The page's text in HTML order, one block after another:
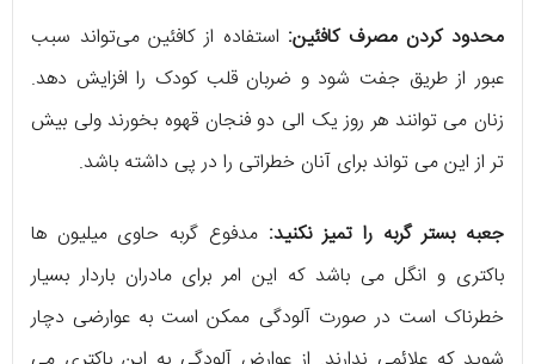
محدود کردن مصرف کافئین: استفاده از کافئین می‌تواند سبب
عبور از طریق جفت شود و ضربان قلب کودک را افزایش دهد.
زنان می توانند هر روز یک الی دو فنجان قهوه بخورند ولی بیش
تر از این می تواند برای آنان خطراتی را در پی داشته باشد.
جعبه بستر گربه را تمیز نکنید: مدفوع گربه حاوی میلیون ها
باکتری و انگل می باشد که این امر برای مادران باردار بسیار
خطرناک است در صورت آلودگی ممکن است به عوارضی دچار